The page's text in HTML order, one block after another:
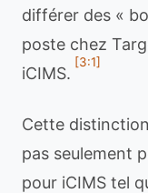
différer des «
poste chez
iCIMS.
[3:1]
Cette
pas seulement
pour iCIMS tel